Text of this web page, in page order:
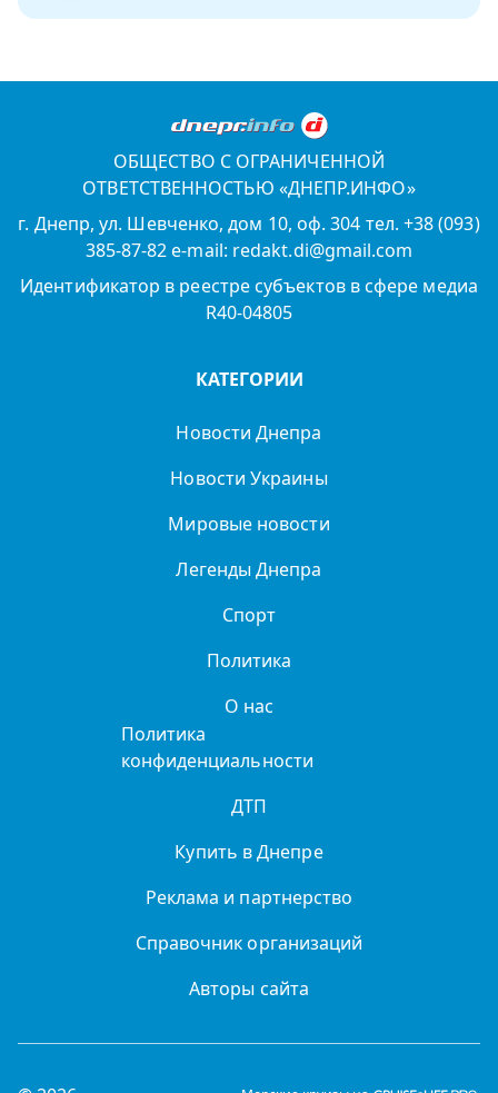
ОБЩЕСТВО С ОГРАНИЧЕННОЙ
ОТВЕТСТВЕННОСТЬЮ «ДНЕПР.ИНФО»
г. Днепр, ул. Шевченко, дом 10, оф. 304 тел. +38 (093)
385-87-82 e-mail: redakt.di@gmail.com
Идентификатор в реестре субъектов в сфере медиа
R40-04805
КАТЕГОРИИ
Новости Днепра
Новости Украины
Мировые новости
Легенды Днепра
Спорт
Политика
О нас
Политика
конфиденциальности
ДТП
Купить в Днепре
Реклама и партнерство
Справочник организаций
Авторы сайта